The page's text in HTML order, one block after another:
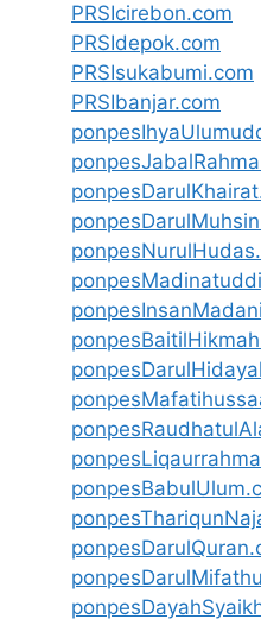
PRSIcirebon.com
PRSIdepok.com
PRSIsukabumi.com
PRSIbanjar.com